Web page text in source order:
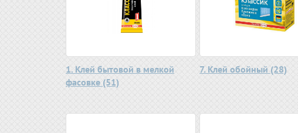
1. Клей бытовой в мелкой
фасовке (51)
7. Клей обойный (28)